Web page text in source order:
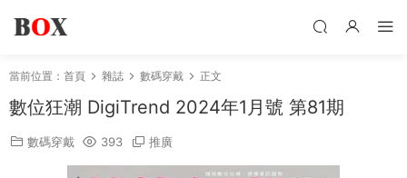
當前位置： 首頁 雜誌 數碼穿戴 正文
數位狂潮 DigiTrend 2024年1月號 第81期
數碼穿戴 393 推廣